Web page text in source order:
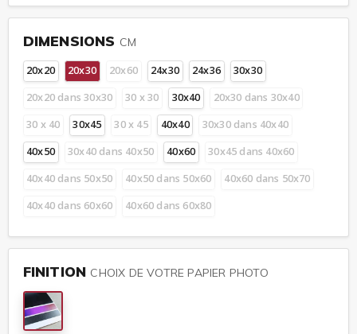
DIMENSIONS CM
20x20 20x30 20x60 24x30 24x36
30x30
20x20 dans 30x30
30 x 30 30x40
20x30 dans 30x40
30 x 40
30x45 30 x 45 40x40
30x30 dans 40x40
40x50
30x40 dans 40x50 40x60
30x45 dans 40x60
40x40 dans 50x50
40x50 dans 50x60
40x60 dans 50x70
40x40 dans 60x60
40x60 dans 60x80
FINITION CHOIX DE VOTRE PAPIER PHOTO